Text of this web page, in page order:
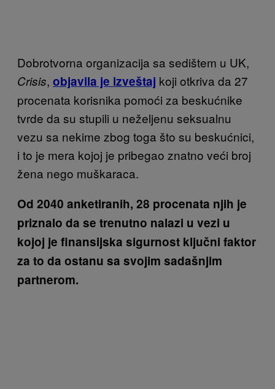
Dobrotvorna organizacija sa sedištem u UK,
Crisis, objavila je izveštaj koji otkriva da 27
procenata korisnika pomoći za beskućnike
tvrde da su stupili u neželjenu seksualnu
vezu sa nekime zbog toga što su beskućnici,
i to je mera kojoj je pribegao znatno veći broj
žena nego muškaraca.
Od 2040 anketiranih, 28 procenata njih je
priznalo da se trenutno nalazi u vezi u
kojoj je finansijska sigurnost ključni faktor
za to da ostanu sa svojim sadašnjim
partnerom.